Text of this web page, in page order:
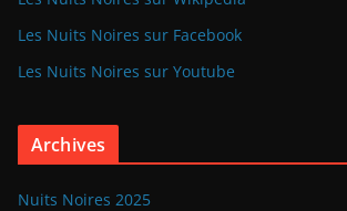
Les Nuits Noires sur Facebook
Les Nuits Noires sur Youtube
Archives
Nuits Noires 2025